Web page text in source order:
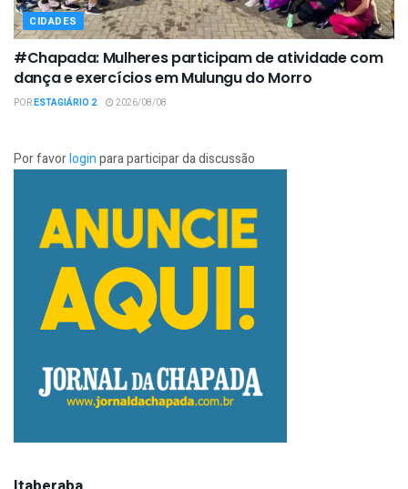
CIDADES
#Chapada: Mulheres participam de atividade com
dança e exercícios em Mulungu do Morro
PORESTAGIÁRIO 2 2026/08/08
Por favorloginpara participar da discussão